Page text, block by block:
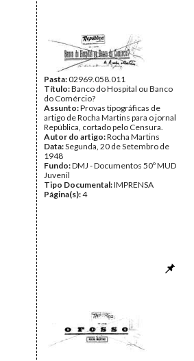
Pasta:02969.058.011
Título:Banco do Hospital ou Banco
do Comércio?
Assunto:Provas tipográficas de
artigo de Rocha Martins para o jornal
República, cortado pelo Censura.
Autor do artigo:Rocha Martins
Data:Segunda, 20 de Setembro de
1948
Fundo:DMJ - Documentos 50º MUD
Juvenil
Tipo Documental:IMPRENSA
Página(s):4